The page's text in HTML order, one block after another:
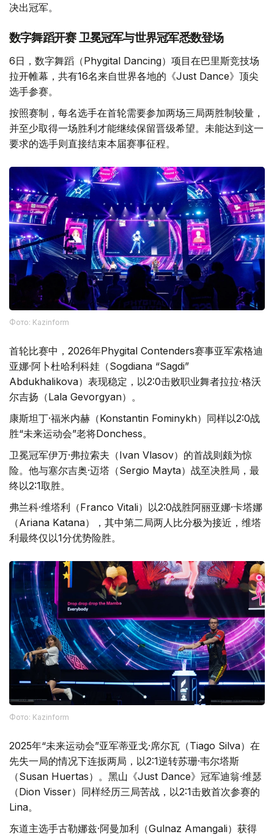
决出冠军。
数字舞蹈开赛 卫冕冠军与世界冠军悉数登场
6日，数字舞蹈（Phygital Dancing）项目在巴里斯竞技场
拉开帷幕，共有16名来自世界各地的《Just Dance》顶尖
选手参赛。
按照赛制，每名选手在首轮需要参加两场三局两胜制较量，
并至少取得一场胜利才能继续保留晋级希望。未能达到这一
要求的选手则直接结束本届赛事征程。
Фото: Kazinform
首轮比赛中，2026年Phygital Contenders赛事亚军索格迪
亚娜·阿卜杜哈利科娃（Sogdiana “Sagdi”
Abdukhalikova）表现稳定，以2:0击败职业舞者拉拉·格沃
尔吉扬（Lala Gevorgyan）。
康斯坦丁·福米内赫（Konstantin Fominykh）同样以2:0战
胜“未来运动会”老将Donchess。
卫冕冠军伊万·弗拉索夫（Ivan Vlasov）的首战则颇为惊
险。他与塞尔吉奥·迈塔（Sergio Mayta）战至决胜局，最
终以2:1取胜。
弗兰科·维塔利（Franco Vitali）以2:0战胜阿丽亚娜·卡塔娜
（Ariana Katana），其中第二局两人比分极为接近，维塔
利最终仅以1分优势险胜。
Фото: Kazinform
2025年“未来运动会”亚军蒂亚戈·席尔瓦（Tiago Silva）在
先失一局的情况下连扳两局，以2:1逆转苏珊·韦尔塔斯
（Susan Huertas）。黑山《Just Dance》冠军迪翁·维瑟
（Dion Visser）同样经历三局苦战，以2:1击败首次参赛的
Lina。
东道主选手古勒娜兹·阿曼加利（Gulnaz Amangali）获得